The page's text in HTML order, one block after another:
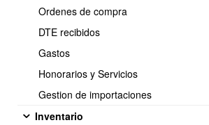
Ordenes de compra
DTE recibidos
Gastos
Honorarios y Servicios
Gestion de importaciones
Inventario